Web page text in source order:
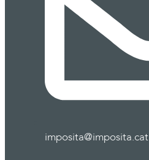
imposita@imposita.cat